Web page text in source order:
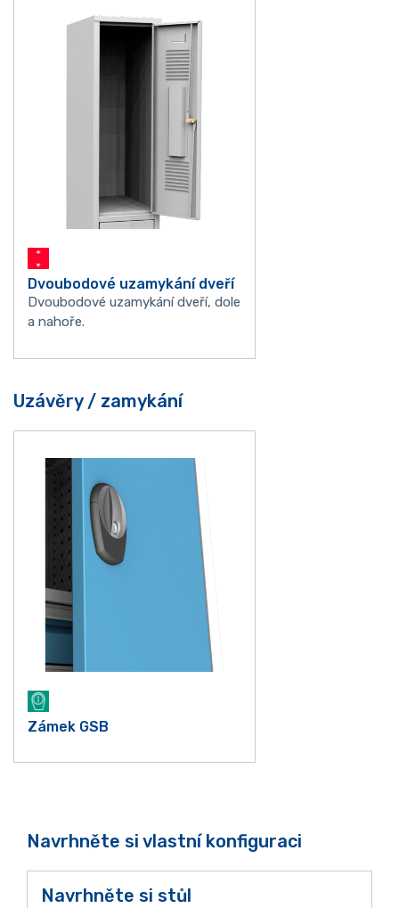
Dvoubodové uzamykání dveří
Dvoubodové uzamykání dveří, dole
a nahoře.
Uzávěry / zamykání
Zámek GSB
Navrhněte si vlastní konfiguraci
Navrhněte si stůl